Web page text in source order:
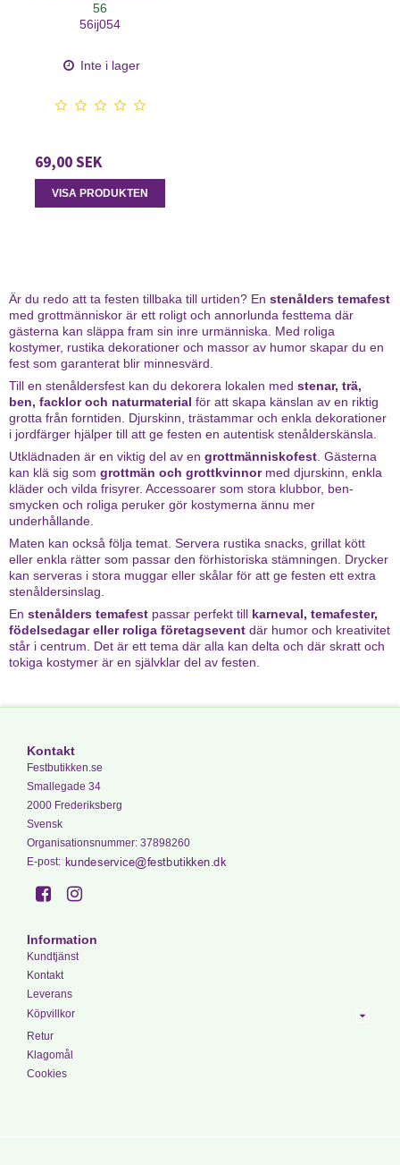
56
56ij054
Inte i lager
69,00 SEK
VISA PRODUKTEN
Är du redo att ta festen tillbaka till urtiden? En stenålders temafest
med grottmänniskor är ett roligt och annorlunda festtema där
gästerna kan släppa fram sin inre urmänniska. Med roliga
kostymer, rustika dekorationer och massor av humor skapar du en
fest som garanterat blir minnesvärd.
Till en stenåldersfest kan du dekorera lokalen med stenar, trä,
ben, facklor och naturmaterial för att skapa känslan av en riktig
grotta från forntiden. Djurskinn, trästammar och enkla dekorationer
i jordfärger hjälper till att ge festen en autentisk stenålderskänsla.
Utklädnaden är en viktig del av en grottmänniskofest. Gästerna
kan klä sig som grottmän och grottkvinnormed djurskinn, enkla
kläder och vilda frisyrer. Accessoarer som stora klubbor, ben-
smycken och roliga peruker gör kostymerna ännu mer
underhållande.
Maten kan också följa temat. Servera rustika snacks, grillat kött
eller enkla rätter som passar den förhistoriska stämningen. Drycker
kan serveras i stora muggar eller skålar för att ge festen ett extra
stenåldersinslag.
En stenålders temafest passar perfekt till karneval, temafester,
födelsedagar eller roliga företagsevent där humor och kreativitet
står i centrum. Det är ett tema där alla kan delta och där skratt och
tokiga kostymer är en självklar del av festen.
Kontakt
Festbutikken.se
Smallegade 34
2000 Frederiksberg
Svensk
Organisationsnummer: 37898260
E-post:
Information
Kundtjänst
Kontakt
Leverans
Köpvillkor
Retur
Klagomål
Cookies